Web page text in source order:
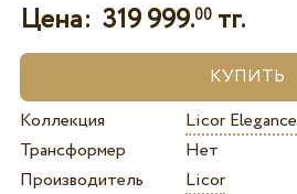
Цена: 319 999.00тг.
Коллекция
Licor Elegance
Трансформер
Нет
Производитель
Licor